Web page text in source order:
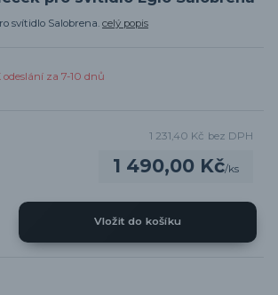
svítidlo Salobrena. celý popis
odeslání za 7-10 dnů
1 490,00 Kč/ks
1 231,40 Kč bez DPH
Vložit do košíku